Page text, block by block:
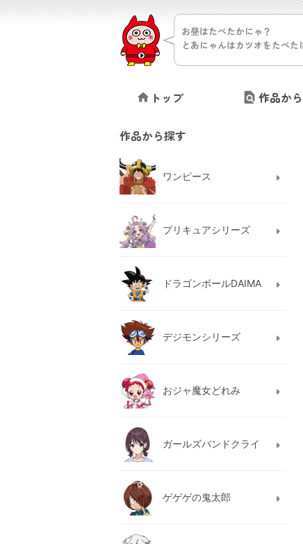
お昼はたべたかにゃ？
とあにゃんはカツオをたべた
トップ 作品か
作品から探す
ワンピース
プリキュアシリーズ
ドラゴンボールDAIMA
デジモンシリーズ
おジャ魔女どれみ
ガールズバンドクライ
ゲゲゲの鬼太郎